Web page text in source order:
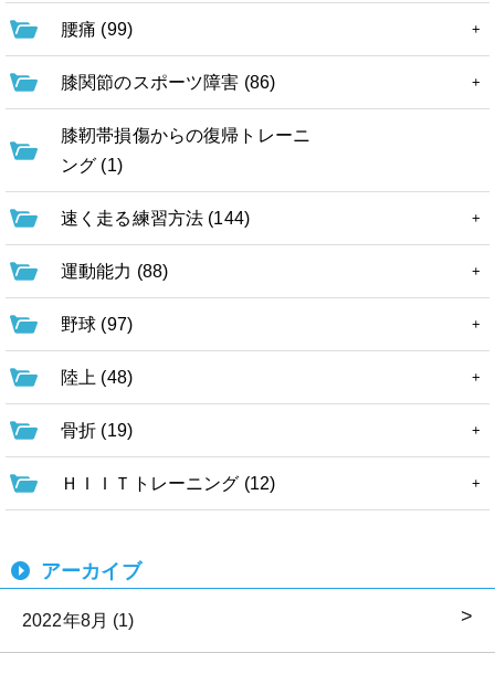
腰痛 (99)
膝関節のスポーツ障害 (86)
膝靭帯損傷からの復帰トレーニ
ング (1)
速く走る練習方法 (144)
運動能力 (88)
野球 (97)
陸上 (48)
骨折 (19)
ＨＩＩＴトレーニング (12)
アーカイブ
2022年8月 (1)